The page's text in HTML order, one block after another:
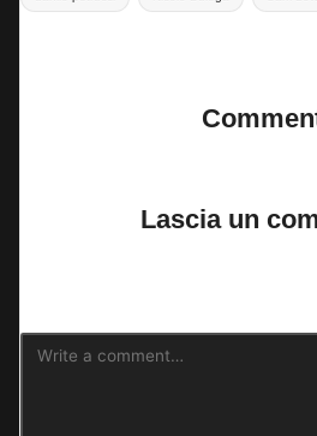
Lascia un